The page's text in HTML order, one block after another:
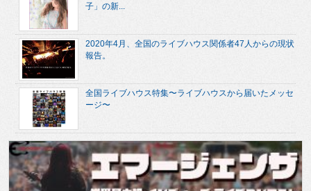
子」の新...
2020年4月、全国のライブハウス関係者47人からの現状
報告。
全国ライブハウス特集〜ライブハウスから届いたメッセ
ージ〜